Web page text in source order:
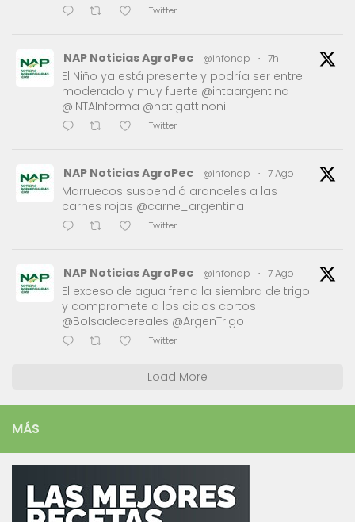
Twitter
NAP Noticias AgroPec @infonap · 7h
El Niño ya está presente y podría ser entre
moderado y muy fuerte @intaargentina
@INTAInforma @natigattinoni
Twitter
NAP Noticias AgroPec @infonap · 7 Ago
Marruecos suspendió aranceles a las
carnes rojas @carne_argentina
Twitter
NAP Noticias AgroPec @infonap · 7 Ago
El exceso de agua frena la siembra de trigo
y compromete a los ciclos cortos
@Bolsadecereales @ArgenTrigo
Twitter
Load More
MÁS